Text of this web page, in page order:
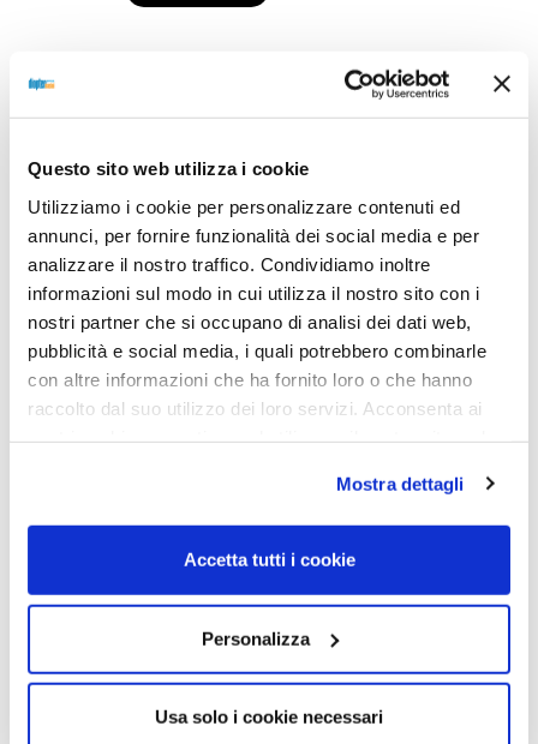
Questo sito web utilizza i cookie
Utilizziamo i cookie per personalizzare contenuti ed
annunci, per fornire funzionalità dei social media e per
analizzare il nostro traffico. Condividiamo inoltre
informazioni sul modo in cui utilizza il nostro sito con i
nostri partner che si occupano di analisi dei dati web,
pubblicità e social media, i quali potrebbero combinarle
con altre informazioni che ha fornito loro o che hanno
raccolto dal suo utilizzo dei loro servizi. Acconsenta ai
Mostra dettagli
Accetta tutti i cookie
Personalizza
Usa solo i cookie necessari
nostro negozio non saranno disponibili per la
da OTTICA DIOPTER
Showing all 2 results
OCCHIALE DA SOLE,
PERSOL
Occhiale PERSOL
0PO1015SJ 1127S3 52
OCCHIALE DA SOLE,
PERSOL
Occhiale PERSOL
0PO1015SJ 1127S3 52